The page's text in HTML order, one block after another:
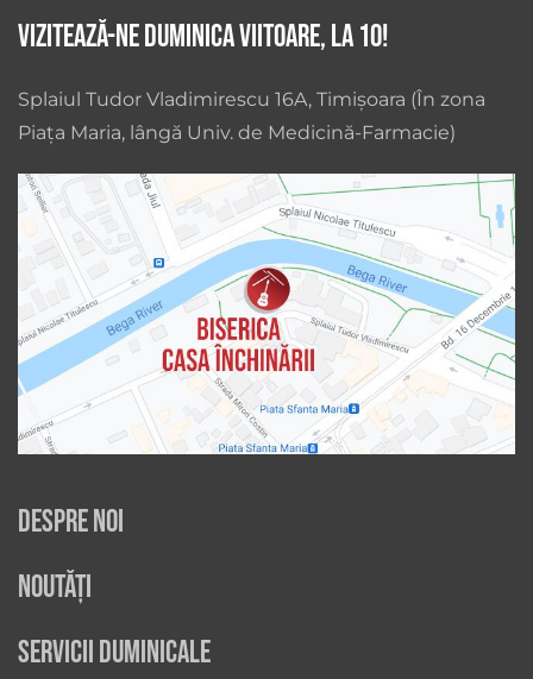
Vizitează-ne duminica viitoare, la 10!
Splaiul Tudor Vladimirescu 16A, Timișoara (În zona
Piața Maria, lângă Univ. de Medicină-Farmacie)
Despre noi
Noutăți
Servicii duminicale